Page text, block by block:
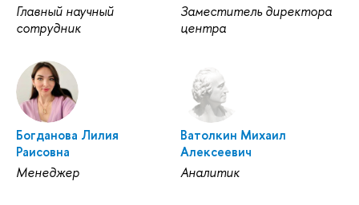
Главный научный
сотрудник
Заместитель директора
центра
Богданова Лилия
Раисовна
Менеджер
Ватолкин Михаил
Алексеевич
Аналитик